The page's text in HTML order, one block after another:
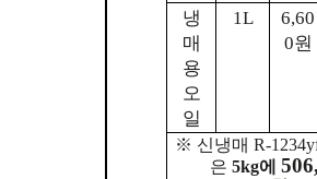
냉
매
용
오
일
1L
6,60
0원
※ 신냉매 R-
은5kg에